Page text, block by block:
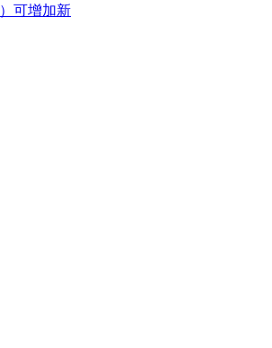
可增加新
目投资要
一线城市
区科技型